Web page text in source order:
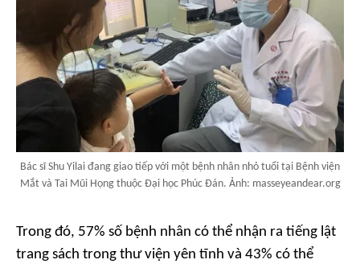
Bác sĩ Shu Yilai đang giao tiếp với một bệnh nhân nhỏ tuổi tại Bệnh viện
Mắt và Tai Mũi Họng thuộc Đại học Phúc Đán. Ảnh: masseyeandear.org
Trong đó, 57% số bệnh nhân có thể nhận ra tiếng lật
trang sách trong thư viện yên tĩnh và 43% có thể